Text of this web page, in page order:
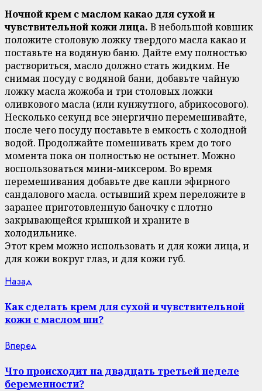
Ночной крем с маслом какао для сухой и
чувствительной кожи лица. В небольшой ковшик
положите столовую ложку твердого масла какао и
поставьте на водяную баню. Дайте ему полностью
раствориться, масло должно стать жидким. Не
снимая посуду с водяной бани, добавьте чайную
ложку масла жожоба и три столовых ложки
оливкового масла (или кунжутного, абрикосового).
Несколько секунд все энергично перемешивайте,
после чего посуду поставьте в емкость с холодной
водой. Продолжайте помешивать крем до того
момента пока он полностью не остынет. Можно
воспользоваться мини-миксером. Во время
перемешивания добавьте две капли эфирного
сандалового масла. остывший крем переложите в
заранее приготовленную баночку с плотно
закрывающейся крышкой и храните в
холодильнике.
Этот крем можно использовать и для кожи лица, и
для кожи вокруг глаз, и для кожи губ.
Continue
Reading
Назад
Как сделать крем для сухой и чувствительной
кожи с маслом ши?
Вперед
Что происходит на двадцать третьей неделе
беременности?